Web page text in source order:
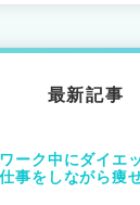
最新記事
ーク中にダイエ
事をしながら痩